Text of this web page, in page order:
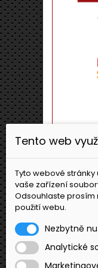
PRODUKTY
Novinky
Tento web
Tyto webové
vaše zařízení
Odsouhlaste
použití webu.
Nezbytně
Analytické